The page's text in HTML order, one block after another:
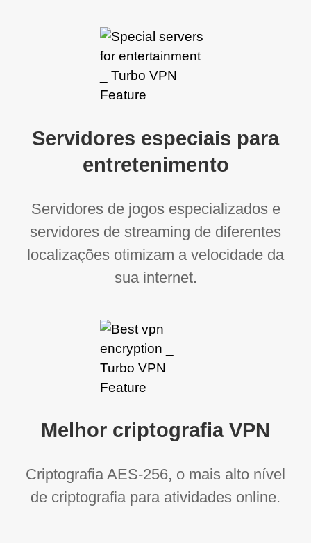
Servidores especiais para
entretenimento
Servidores de jogos especializados e
servidores de streaming de diferentes
localizações otimizam a velocidade da
sua internet.
Melhor criptografia VPN
Criptografia AES-256, o mais alto nível
de criptografia para atividades online.